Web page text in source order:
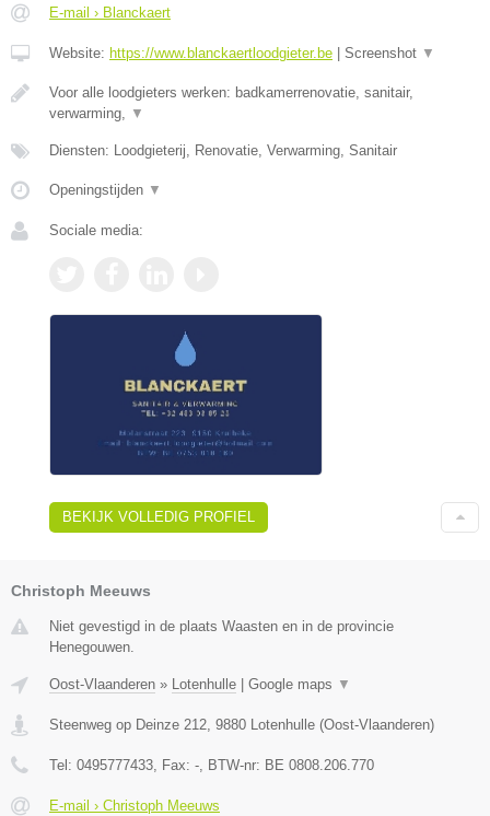
E-mail › Blanckaert
Website: https://www.blanckaertloodgieter.be Screenshot ▼
Voor alle loodgieters werken: badkamerrenovatie, sanitair,
verwarming,
▼
Diensten: Loodgieterij, Renovatie, Verwarming, Sanitair
Openingstijden ▼
Sociale media:
BEKIJK VOLLEDIG PROFIEL
Christoph Meeuws
Niet gevestigd in de plaats Waasten en in de provincie
Henegouwen.
Oost-Vlaanderen » Lotenhulle | Google maps ▼
Steenweg op Deinze 212 9880 Lotenhulle (Oost-Vlaanderen)
Tel: 0495777433 , Fax: - , BTW-nr: BE 0808.206.770
E-mail › Christoph Meeuws